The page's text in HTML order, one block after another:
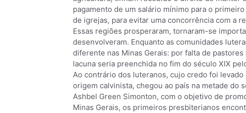
pagamento de um salário mínimo para o
de igrejas, para evitar uma concorrência com a
Essas regiões prosperaram, tornaram-se
desenvolveram. Enquanto as comunidades
diferente nas Minas Gerais: por falta de
lacuna seria preenchida no fim do século XIX
Ao contrário dos luteranos, cujo credo foi
origem calvinista, chegou ao país na metade do
Ashbel Green Simonton, com o objetivo de
Minas Gerais, os primeiros presbiterianos